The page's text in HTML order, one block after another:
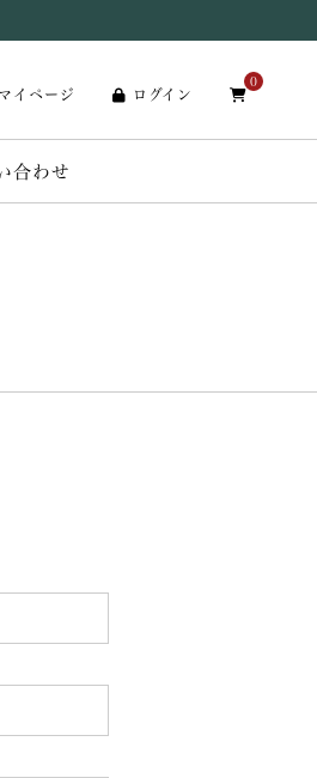
マイページ ログイン
0
合わせ